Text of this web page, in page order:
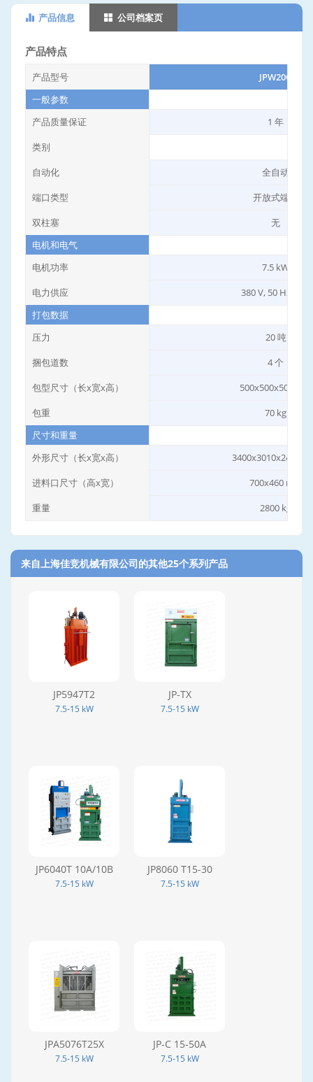
产品信息 公司档案页
产品特点
产品型号
JPW20Q
一般参数
产品质量保证
1 年
类别
自动化
全自动
端口类型
开放式端口
双柱塞
无
电机和电气
电机功率
7.5 kW
电力供应
380 V, 50 Hz, 3 相
打包数据
压力
20 吨
捆包道数
4 个
包型尺寸（长x宽x高）
500x500x500 mm
包重
70 kg
尺寸和重量
外形尺寸（长x宽x高）
3400x3010x2400
进料口尺寸（高x宽）
700x460 mm
重量
2800 kg
来自上海佳竞机械有限公司的其他25个系列产品‎
JP5947T2
7.5-15 kW
JP-TX
7.5-15 kW
JP6040T 10A/10B
7.5-15 kW
JP8060 T15-30
7.5-15 kW
JPA5076T25X
7.5-15 kW
JP-C 15-50A
7.5-15 kW